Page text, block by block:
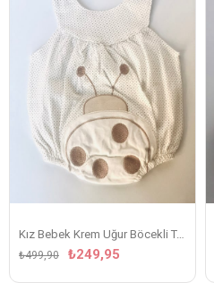
Kız Bebek Krem Uğur Böcekli Tulum
₺249,95
₺499,90